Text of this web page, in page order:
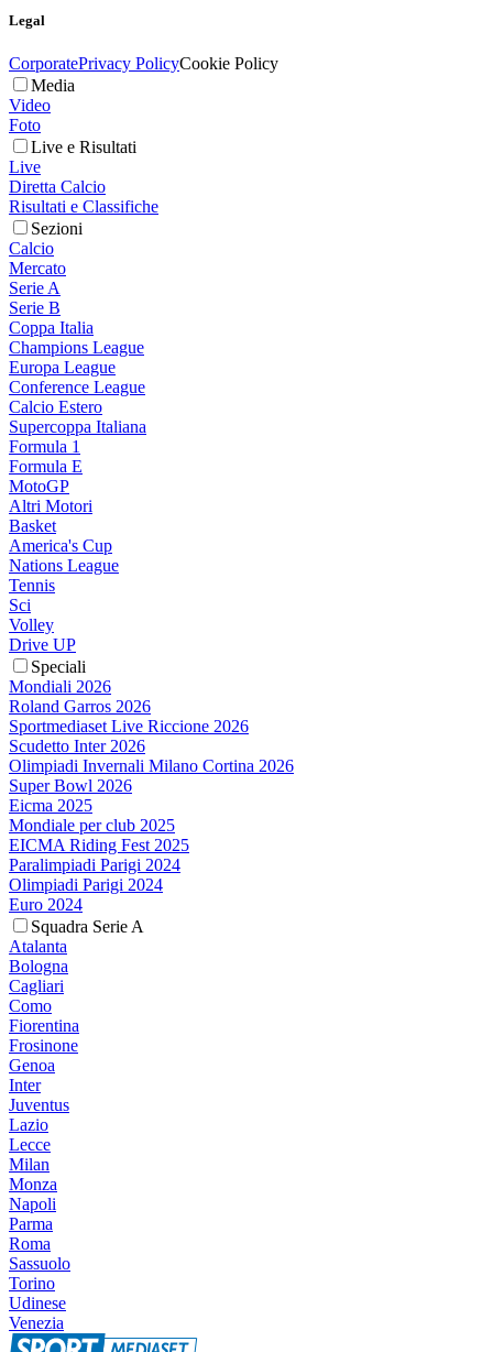
Legal
CorporatePrivacy PolicyCookie Policy
Media
Video
Foto
Live e Risultati
Live
Diretta Calcio
Risultati e Classifiche
Sezioni
Calcio
Mercato
Serie A
Serie B
Coppa Italia
Champions League
Europa League
Conference League
Calcio Estero
Supercoppa Italiana
Formula 1
Formula E
MotoGP
Altri Motori
Basket
America's Cup
Nations League
Tennis
Sci
Volley
Drive UP
Speciali
Mondiali 2026
Roland Garros 2026
Sportmediaset Live Riccione 2026
Scudetto Inter 2026
Olimpiadi Invernali Milano Cortina 2026
Super Bowl 2026
Eicma 2025
Mondiale per club 2025
EICMA Riding Fest 2025
Paralimpiadi Parigi 2024
Olimpiadi Parigi 2024
Euro 2024
Squadra Serie A
Atalanta
Bologna
Cagliari
Como
Fiorentina
Frosinone
Genoa
Inter
Juventus
Lazio
Lecce
Milan
Monza
Napoli
Parma
Roma
Sassuolo
Torino
Udinese
Venezia